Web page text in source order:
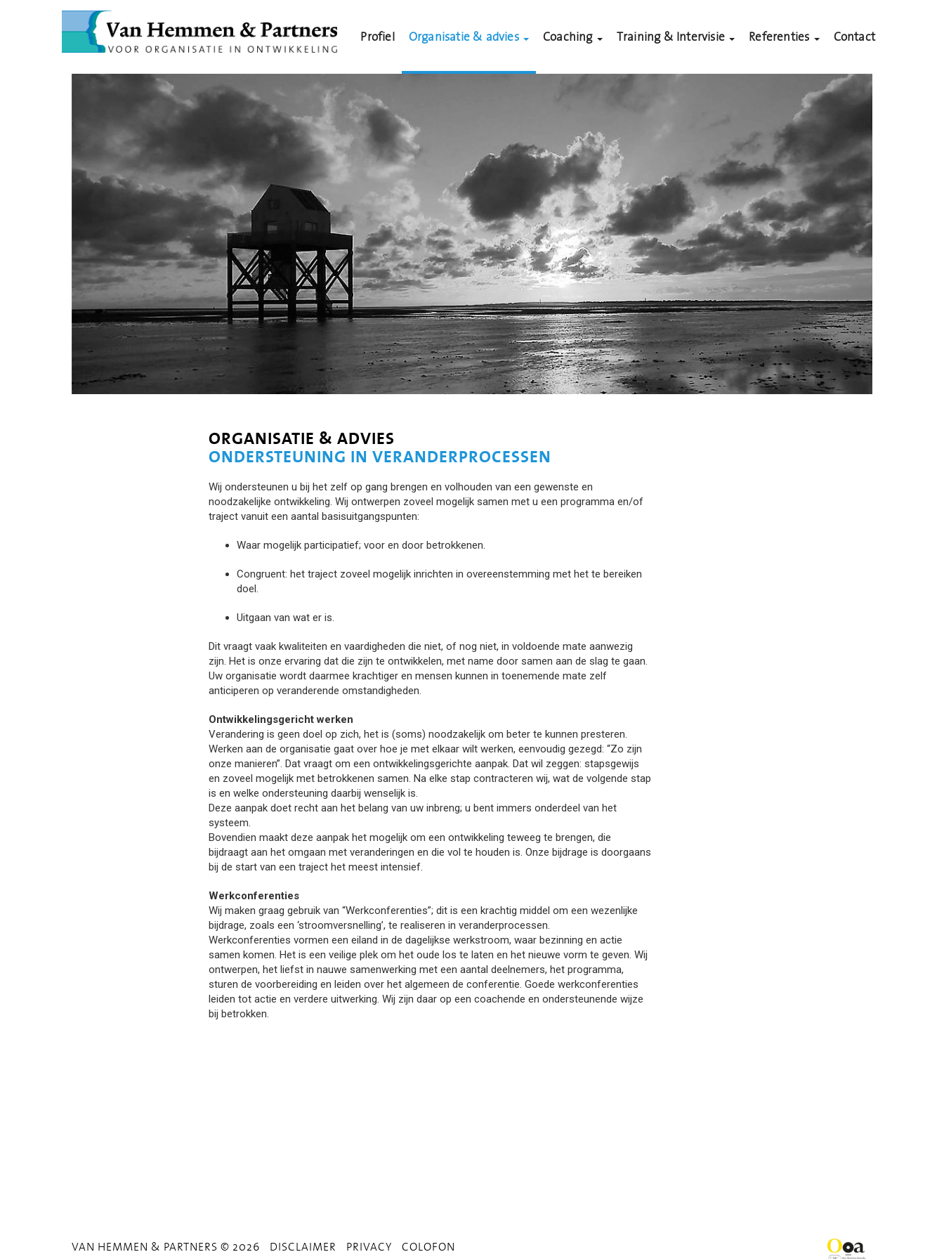
Profiel Organisatie & advies Coaching Training & Intervisie Referenties Contact
ORGANISATIE & ADVIES
ONDERSTEUNING IN VERANDERPROCESSEN
Wij ondersteunen u bij het zelf op gang brengen en volhouden van een gewenste en
noodzakelijke ontwikkeling. Wij ontwerpen zoveel mogelijk samen met u een programma en/of
traject vanuit een aantal basisuitgangspunten:
Waar mogelijk participatief; voor en door betrokkenen.
Congruent: het traject zoveel mogelijk inrichten in overeenstemming met het te bereiken
doel.
Uitgaan van wat er is.
Dit vraagt vaak kwaliteiten en vaardigheden die niet, of nog niet, in voldoende mate aanwezig
zijn. Het is onze ervaring dat die zijn te ontwikkelen, met name door samen aan de slag te gaan.
Uw organisatie wordt daarmee krachtiger en mensen kunnen in toenemende mate zelf
anticiperen op veranderende omstandigheden.
Ontwikkelingsgericht werken
Verandering is geen doel op zich, het is (soms) noodzakelijk om beter te kunnen presteren.
Werken aan de organisatie gaat over hoe je met elkaar wilt werken, eenvoudig gezegd: “Zo zijn
onze manieren”. Dat vraagt om een ontwikkelingsgerichte aanpak. Dat wil zeggen: stapsgewijs
en zoveel mogelijk met betrokkenen samen. Na elke stap contracteren wij, wat de volgende stap
is en welke ondersteuning daarbij wenselijk is.
Deze aanpak doet recht aan het belang van uw inbreng; u bent immers onderdeel van het
systeem.
Bovendien maakt deze aanpak het mogelijk om een ontwikkeling teweeg te brengen, die
bijdraagt aan het omgaan met veranderingen en die vol te houden is. Onze bijdrage is doorgaans
bij de start van een traject het meest intensief.
Werkconferenties
Wij maken graag gebruik van “Werkconferenties”; dit is een krachtig middel om een wezenlijke
bijdrage, zoals een ‘stroomversnelling’, te realiseren in veranderprocessen.
Werkconferenties vormen een eiland in de dagelijkse werkstroom, waar bezinning en actie
samen komen. Het is een veilige plek om het oude los te laten en het nieuwe vorm te geven. Wij
ontwerpen, het liefst in nauwe samenwerking met een aantal deelnemers, het programma,
sturen de voorbereiding en leiden over het algemeen de conferentie. Goede werkconferenties
leiden tot actie en verdere uitwerking. Wij zijn daar op een coachende en ondersteunende wijze
bij betrokken.
VAN HEMMEN & PARTNERS © 2026 DISCLAIMER PRIVACY COLOFON